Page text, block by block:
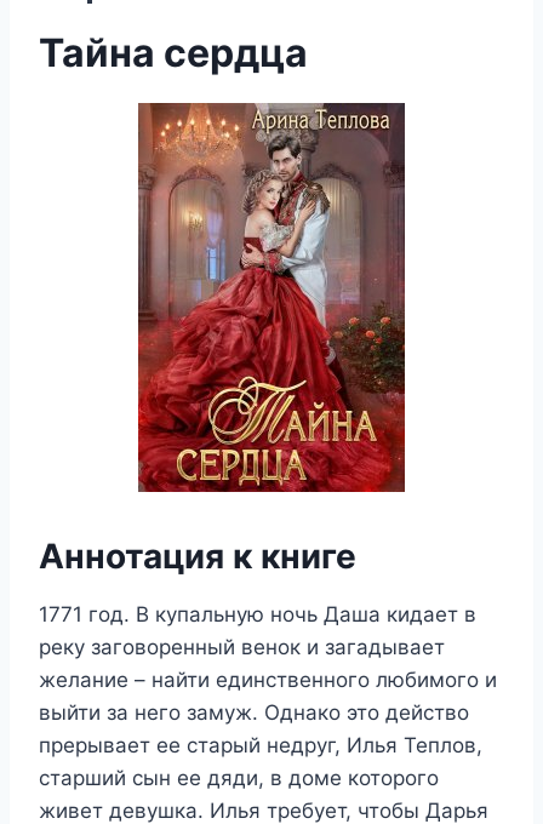
Тайна сердца
Аннотация к книге
1771 год. В купальную ночь Даша кидает в
реку заговоренный венок и загадывает
желание – найти единственного любимого и
выйти за него замуж. Однако это действо
прерывает ее старый недруг, Илья Теплов,
старший сын ее дяди, в доме которого
живет девушка. Илья требует, чтобы Дарья